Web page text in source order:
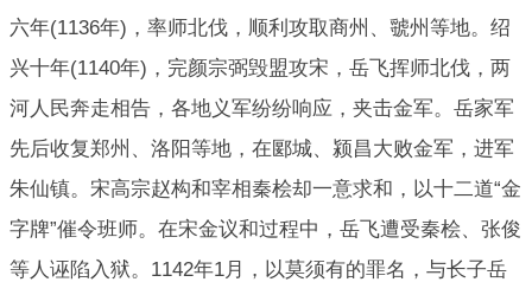
六年(1136年)，率师北伐，顺利攻取商州、虢州等地。绍
兴十年(1140年)，完颜宗弼毁盟攻宋，岳飞挥师北伐，两
河人民奔走相告，各地义军纷纷响应，夹击金军。岳家军
先后收复郑州、洛阳等地，在郾城、颍昌大败金军，进军
朱仙镇。宋高宗赵构和宰相秦桧却一意求和，以十二道“金
字牌”催令班师。在宋金议和过程中，岳飞遭受秦桧、张俊
等人诬陷入狱。1142年1月，以莫须有的罪名，与长子岳